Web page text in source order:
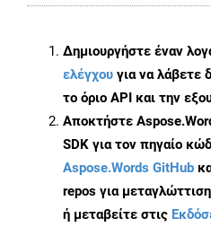
Δημιουργήστε έναν
ελέγχου για να λάβετε
το όριο API και την
Αποκτήστε
SDK για τον πηγαίο
Aspose.Words GitHub
repos για
ή μεταβείτε στις